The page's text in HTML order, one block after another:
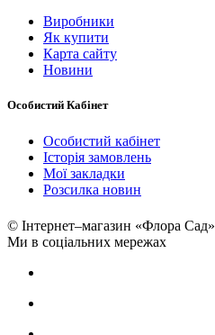
Виробники
Як купити
Карта сайту
Новини
Особистий Кабінет
Особистий кабінет
Історія замовлень
Мої закладки
Розсилка новин
© Інтернет–магазин «Флора Сад»
Ми в соціальних мережах